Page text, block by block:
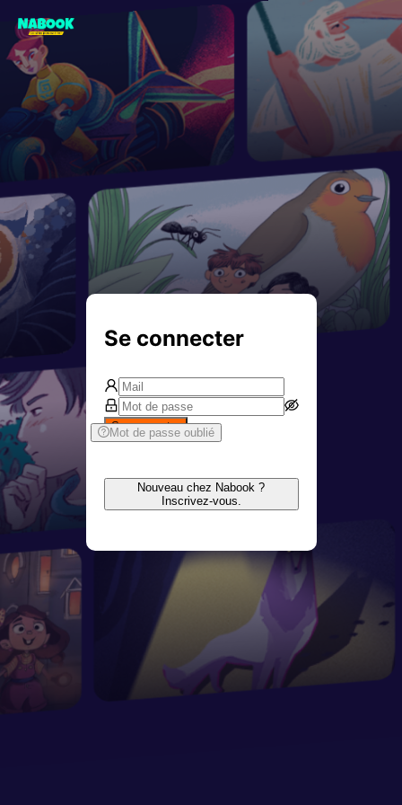
Se connecter
Se connecter
Mot de passe oublié
Nouveau chez Nabook ?
Inscrivez-vous.